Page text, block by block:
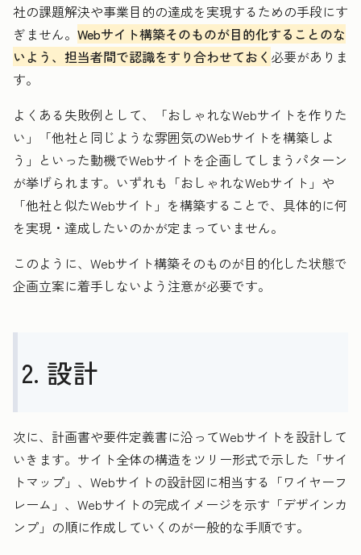
社の課題解決や事業目的の達成を実現するための手段にす
ぎません。 Webサイト構築そのものが目的化することのな
いよう、担当者間で認識をすり合わせておく 必要がありま
す。
よくある失敗例として、「おしゃれなWebサイトを作りた
い」「他社と同じような雰囲気のWebサイトを構築しよ
う」といった動機でWebサイトを企画してしまうパターン
が挙げられます。いずれも「おしゃれなWebサイト」や
「他社と似たWebサイト」を構築することで、具体的に何
を実現・達成したいのかが定まっていません。
このように、Webサイト構築そのものが目的化した状態で
企画立案に着手しないよう注意が必要です。
2. 設計
次に、計画書や要件定義書に沿ってWebサイトを設計して
いきます。サイト全体の構造をツリー形式で示した「サイ
トマップ」、Webサイトの設計図に相当する「ワイヤーフ
レーム」、Webサイトの完成イメージを示す「デザインカ
ンプ」の順に作成していくのが一般的な手順です。